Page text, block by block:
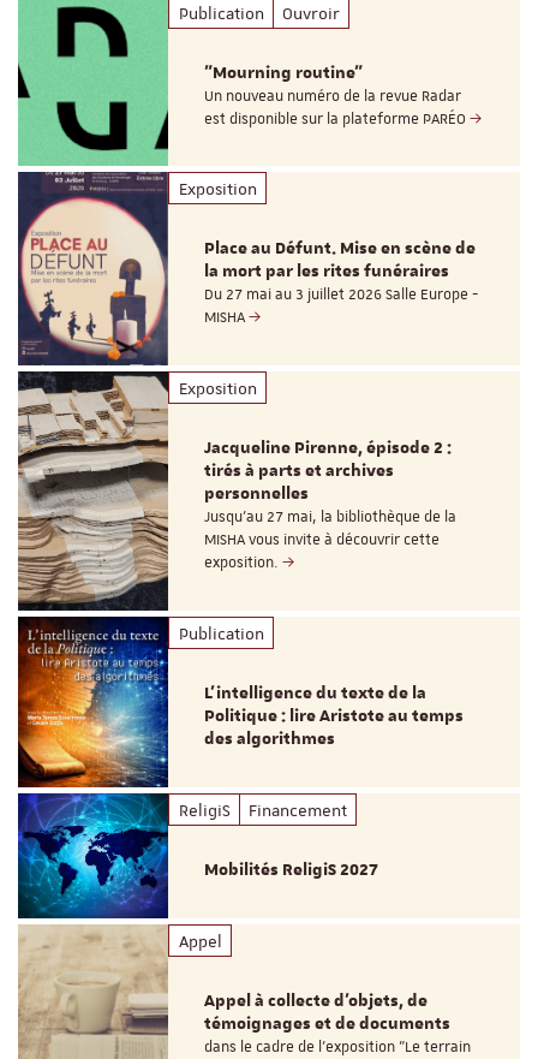
Publication Ouvroir
"Mourning routine"
Un nouveau numéro de la revue Radar
est disponible sur la plateforme PARÉO
Exposition
Place au Défunt. Mise en scène de
la mort par les rites funéraires
Du 27 mai au 3 juillet 2026 Salle Europe -
MISHA
Exposition
Jacqueline Pirenne, épisode 2 :
tirés à parts et archives
personnelles
Jusqu’au 27 mai, la bibliothèque de la
MISHA vous invite à découvrir cette
exposition.
Publication
L’intelligence du texte de la
Politique : lire Aristote au temps
des algorithmes
ReligiS Financement
Mobilités ReligiS 2027
Appel
Appel à collecte d'objets, de
témoignages et de documents
dans le cadre de l'exposition "Le terrain